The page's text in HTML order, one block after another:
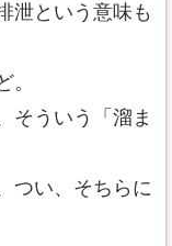
泄という意味も
。
そういう「溜ま
つい、そちらに